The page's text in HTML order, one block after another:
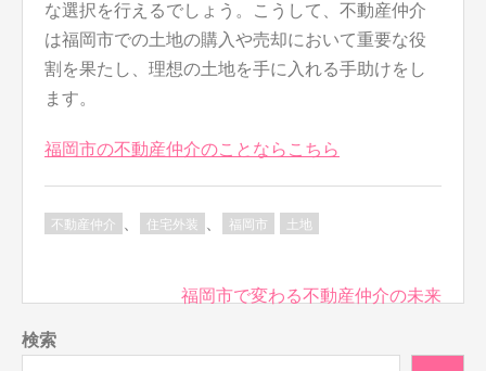
な選択を行えるでしょう。こうして、不動産仲介
は福岡市での土地の購入や売却において重要な役
割を果たし、理想の土地を手に入れる手助けをし
ます。
福岡市の不動産仲介のことならこちら
不動産仲介 住宅外装 福岡市 土地
ナ
福岡市で変わる不動産仲介の未来
検索